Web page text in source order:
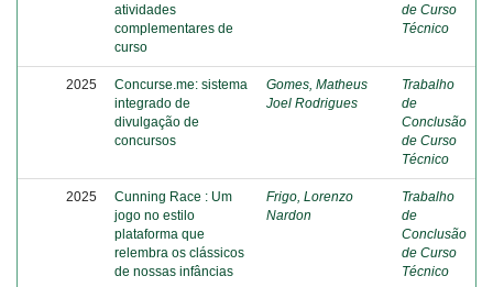
atividades
complementares de
curso
de Curso
Técnico
2025
Concurse.me: sistema
integrado de
divulgação de
concursos
Gomes, Matheus
Joel Rodrigues
Trabalho
de
Conclusão
de Curso
Técnico
2025
Cunning Race : Um
jogo no estilo
plataforma que
relembra os clássicos
de nossas infâncias
Frigo, Lorenzo
Nardon
Trabalho
de
Conclusão
de Curso
Técnico